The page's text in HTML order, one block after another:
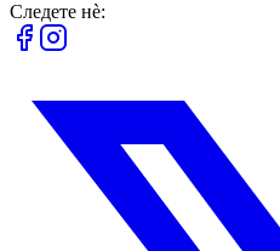
Следете нè: